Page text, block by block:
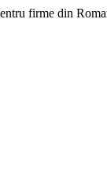
firme din